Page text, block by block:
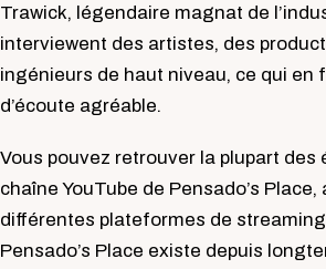
Trawick, légendaire magnat de
interviewent des artistes, des
ingénieurs de haut niveau, ce qui en
d’écoute agréable.
Vous pouvez retrouver la plupart des
chaîne YouTube de Pensado’s
différentes plateformes de
Pensado’s Place existe depuis